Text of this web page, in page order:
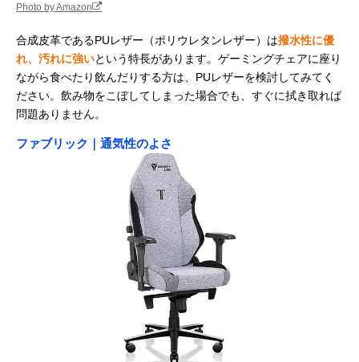
Photo by Amazon
合成皮革であるPUレザー（ポリウレタンレザー）は撥水性に優
れ、汚れに強いという特長があります。ゲーミングチェアに座り
ながら食べたり飲んだりする方は、PUレザーを検討してみてく
ださい。飲み物をこぼしてしまった場合でも、すぐに拭き取れば
問題ありません。
ファブリック｜通気性のよさ